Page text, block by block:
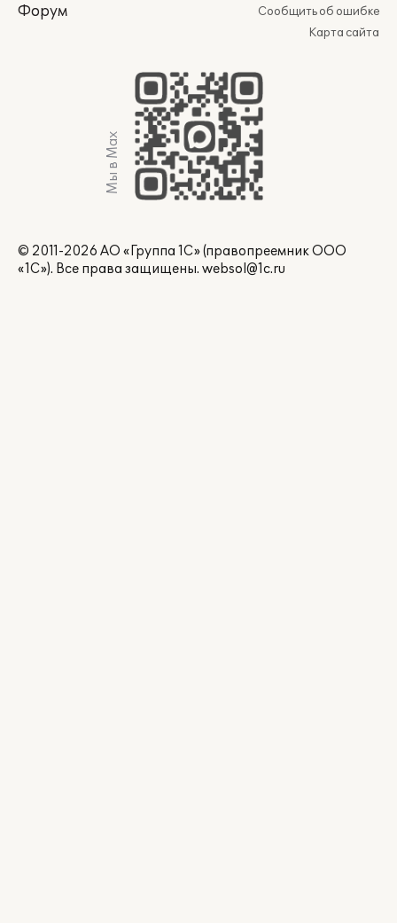
Форум
Сообщить об ошибке
Карта сайта
Мы в Max
© 2011-2026 АО «Группа 1С» (правопреемник ООО
«1С»). Все права защищены. websol@1c.ru